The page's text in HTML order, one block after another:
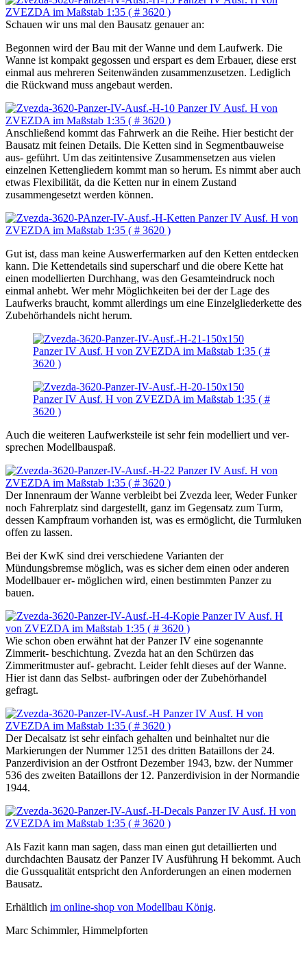
Schauen wir uns mal den Bausatz genauer an:
Begonnen wird der Bau mit der Wanne und dem Laufwerk. Die
Wanne ist kompakt gegossen und erspart es dem Erbauer, diese erst
einmal aus mehreren Seitenwänden zusammenzusetzen. Lediglich
die Rückwand muss angebaut werden.
Anschließend kommt das Fahrwerk an die Reihe. Hier besticht der
Bausatz mit feinen Details. Die Ketten sind in Segmentbauweise
aus- geführt. Um das zeitintensive Zusammensetzen aus vielen
einzelnen Kettengliedern kommt man so herum. Es nimmt aber auch
etwas Flexibilität, da die Ketten nur in einem Zustand
zusammengesetzt werden können.
Gut ist, dass man keine Auswerfermarken auf den Ketten entdecken
kann. Die Kettendetails sind superscharf und die obere Kette hat
einen modellierten Durchhang, was den Gesamteindruck noch
einmal anhebt. Wer mehr Möglichkeiten bei der der Lage des
Laufwerks braucht, kommt allerdings um eine Einzelgliederkette des
Zubehörhandels nicht herum.
Auch die weiteren Laufwerksteile ist sehr fein modelliert und ver-
sprechen Modellbauspaß.
Der Innenraum der Wanne verbleibt bei Zvezda leer, Weder Funker
noch Fahrerplatz sind dargestellt, ganz im Gegensatz zum Turm,
dessen Kampfraum vorhanden ist, was es ermöglicht, die Turmluken
offen zu lassen.
Bei der KwK sind drei verschiedene Varianten der
Mündungsbremse möglich, was es sicher dem einen oder anderen
Modellbauer er- möglichen wird, einen bestimmten Panzer zu
bauen.
Wie schon oben erwähnt hat der Panzer IV eine sogenannte
Zimmerit- beschichtung. Zvezda hat an den Schürzen das
Zimmeritmuster auf- gebracht. Leider fehlt dieses auf der Wanne.
Hier ist dann das Selbst- aufbringen oder der Zubehörhandel
gefragt.
Der Decalsatz ist sehr einfach gehalten und beinhaltet nur die
Markierungen der Nummer 1251 des dritten Bataillons der 24.
Panzerdivision an der Ostfront Dezember 1943, bzw. der Nummer
536 des zweiten Bataillons der 12. Panzerdivision in der Normandie
1944.
Als Fazit kann man sagen, dass man einen gut detaillierten und
durchdachten Bausatz der Panzer IV Ausführung H bekommt. Auch
die Gussqualität entspricht den Anforderungen an einen modernen
Bausatz.
Erhältlich im online-shop von Modellbau König.
Marc Schimmler, Himmelpforten